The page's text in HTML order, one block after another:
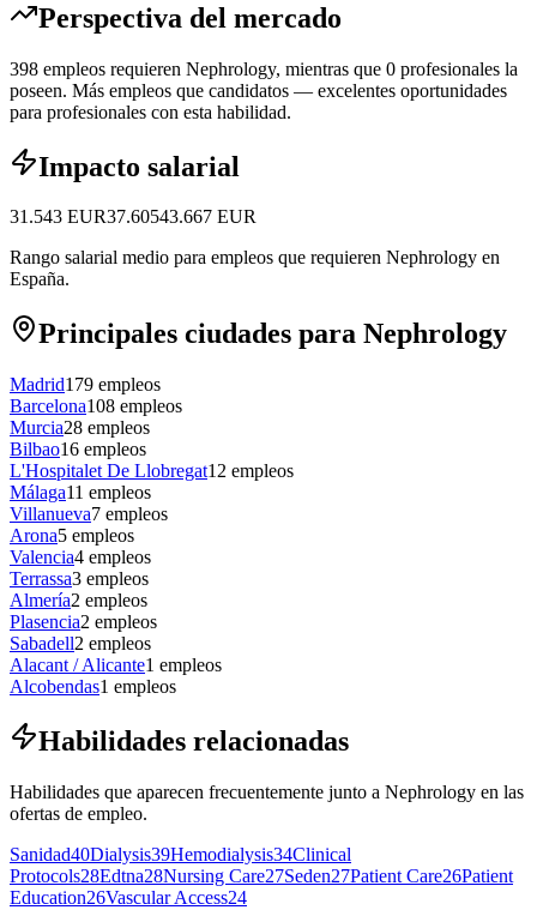
Perspectiva del mercado
398 empleos requieren Nephrology, mientras que 0 profesionales la
poseen. Más empleos que candidatos — excelentes oportunidades
para profesionales con esta habilidad.
Impacto salarial
31.543 EUR37.60543.667 EUR
Rango salarial medio para empleos que requieren Nephrology en
España.
Principales ciudades para Nephrology
Madrid179 empleos
Barcelona108 empleos
Murcia28 empleos
Bilbao16 empleos
L'Hospitalet De Llobregat12 empleos
Málaga11 empleos
Villanueva7 empleos
Arona5 empleos
Valencia4 empleos
Terrassa3 empleos
Almería2 empleos
Plasencia2 empleos
Sabadell2 empleos
Alacant / Alicante1 empleos
Alcobendas1 empleos
Habilidades relacionadas
Habilidades que aparecen frecuentemente junto a Nephrology en las
ofertas de empleo.
Sanidad40Dialysis39Hemodialysis34Clinical
Protocols28Edtna28Nursing Care27Seden27Patient Care26Patient
Education26Vascular Access24